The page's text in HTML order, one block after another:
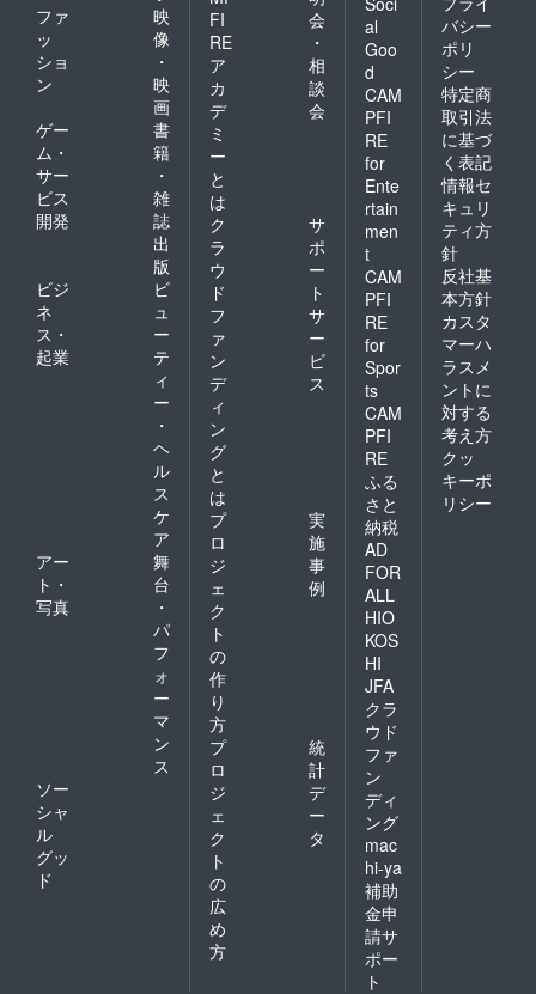
ファ
ッ
ショ
ン
映
像
・
映
画
ゲー
ム・
サー
ビス
開発
書
籍
・
雑
誌
出
版
ビジ
ネ
ス・
起業
ビ
ュ
ー
テ
ィ
ー
・
ヘ
ル
ス
ケ
ア
アー
ト・
写真
舞
台
・
パ
フ
ォ
ー
マ
ン
ス
ソー
シャ
ル
グッ
ド
FI
RE
ア
カ
デ
ミ
ー
と
は
会
・
相
談
会
ク
ラ
ウ
ド
フ
ァ
ン
デ
ィ
ン
グ
と
は
サ
ポ
ー
ト
サ
ー
ビ
ス
プ
ロ
ジ
ェ
ク
ト
の
作
り
方
実
施
事
例
プ
ロ
ジ
ェ
ク
ト
の
広
め
方
統
計
デ
ー
タ
al
Goo
d
CAM
PFI
RE
for
Ente
rtain
men
t
CAM
PFI
RE
for
Spor
ts
CAM
PFI
RE
ふる
さと
納税
AD
FOR
ALL
HIO
KOS
HI
JFA
クラ
ウド
ファ
ン
ディ
ング
mac
hi-ya
補助
金申
請サ
ポー
ト
バシー
ポリ
シー
特定商
取引法
に基づ
く表記
情報セ
キュリ
ティ方
針
反社基
本方針
カスタ
マーハ
ラスメ
ントに
対する
考え方
クッ
キーポ
リシー